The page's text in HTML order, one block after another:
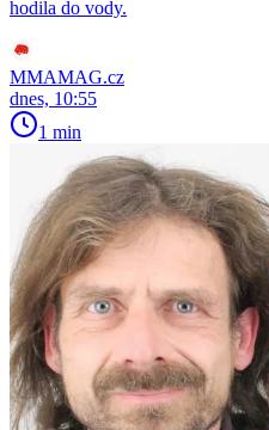
hodila do vody.
MMAMAG.cz
dnes, 10:55
1 min